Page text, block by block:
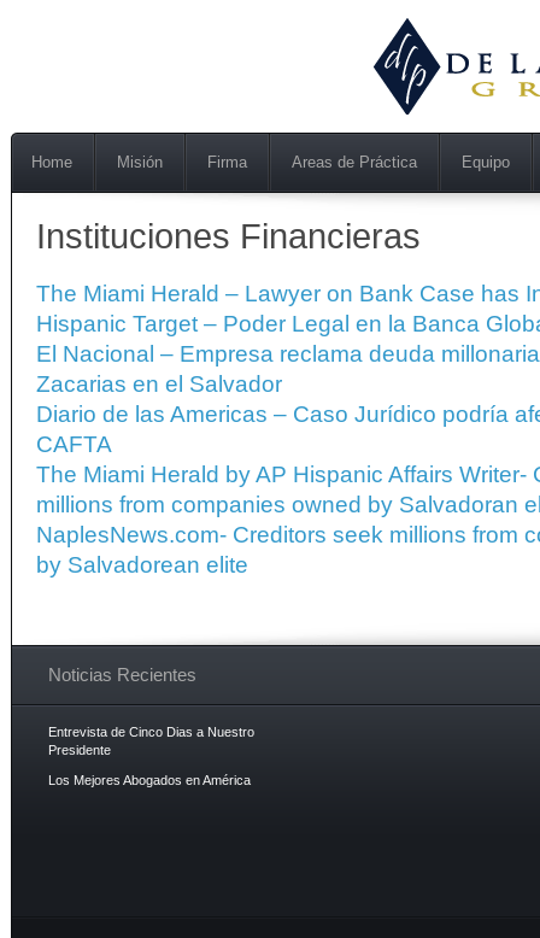
Home Misión Firma Areas de Práctica Equipo
Instituciones Financieras
The Miami Herald – Lawyer on Bank Case has
Hispanic Target – Poder Legal en la Banca
El Nacional – Empresa reclama deuda
Zacarias en el Salvador
Diario de las Americas – Caso Jurídico podría
CAFTA
The Miami Herald by AP Hispanic Affairs Writer-
millions from companies owned by Salvadoran
NaplesNews.com- Creditors seek millions from
by Salvadorean elite
Noticias Recientes
Entrevista de Cinco Dias a Nuestro
Presidente
Los Mejores Abogados en América